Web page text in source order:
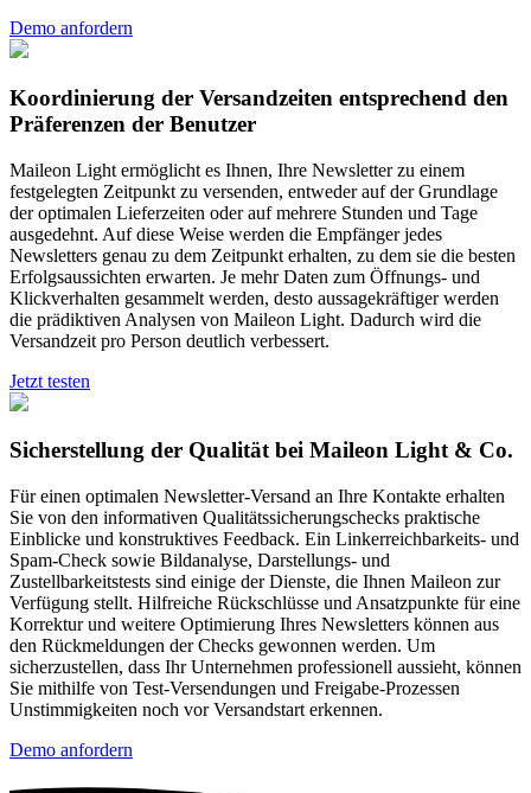
Demo anfordern
Koordinierung der Versandzeiten entsprechend den
Präferenzen der Benutzer
Maileon Light ermöglicht es Ihnen, Ihre Newsletterzu einem
festgelegten Zeitpunkt zu versenden, entwederaufderGrundlage
deroptimalen Lieferzeiten oderaufmehrere Stunden und Tage
ausgedehnt. Aufdiese Weise werden die Empfängerjedes
Newsletters genau zu dem Zeitpunkt erhalten, zu dem sie die besten
Erfolgsaussichten erwarten. Je mehrDaten zum Öffnungs- und
Klickverhalten gesammelt werden, desto aussagekräftigerwerden
die prädiktiven Analysen von Maileon Light. Dadurch wird die
Versandzeit pro Person deutlich verbessert.
Jetzt testen
Sicherstellung der Qualität bei Maileon Light & Co.
Füreinen optimalen Newsletter-Versand an Ihre Kontakte erhalten
Sie von den informativen Qualitätssicherungschecks praktische
Einblicke und konstruktives Feedback. Ein Linkerreichbarkeits- und
Spam-Check sowie Bildanalyse, Darstellungs- und
Zustellbarkeitstests sind einige derDienste, die Ihnen Maileon zur
Verfügung stellt. Hilfreiche Rückschlüsse und Ansatzpunkte füreine
Korrekturund weitere Optimierung Ihres Newsletters können aus
den Rückmeldungen derChecks gewonnen werden. Um
sicherzustellen, dass IhrUnternehmen professionell aussieht, können
Sie mithilfe von Test-Versendungen und Freigabe-Prozessen
Unstimmigkeiten noch vorVersandstart erkennen.
Demo anfordern